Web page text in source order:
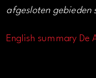
afgesloten gebieden
English summary De